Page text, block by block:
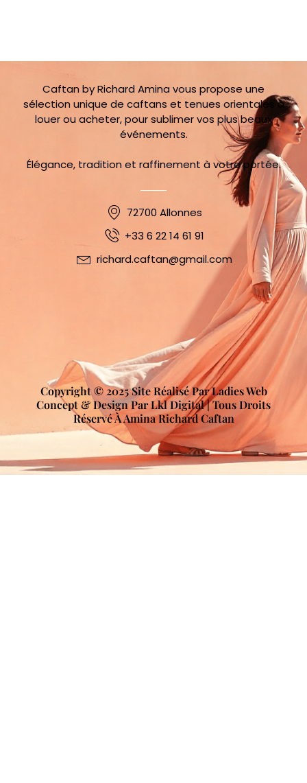
Caftan by Richard Amina vous propose une
sélection unique de caftans et tenues orientales à
louer ou acheter, pour sublimer vos plus beaux
événements.
Élégance, tradition et raffinement à votre portée.
72700 Allonnes
+33 6 22 14 61 91
richard.caftan@gmail.com
Copyright © 2025 Site Réalisé Par Ladies Web
Concept & Design Par Lkl Digital | Tous Droits
Réservé À Amina Richard Caftan